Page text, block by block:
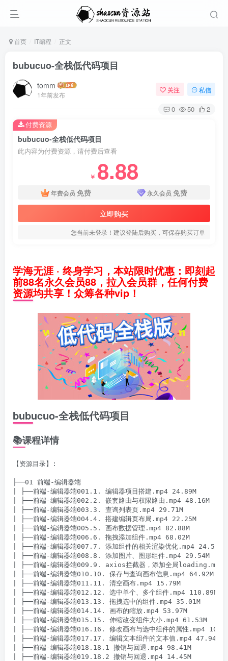
首页 IT编程 正文
bubucuo-全栈低代码项目
tomm
1年前发布
关注 私信
0 50 2
bubucuo-全栈低代码项目
此内容为付费资源，请付费后查看
￥ 8.88
年费会员 免费 永久会员 免费
立即购买
您当前未登录！建议登陆后购买，可保存购买订单
付费资源
学海无涯 · 终身学习，本站限时优惠：即刻起
前88名永久会员88，拉入会员群，任何付费
资源均共享！众筹各种vip！
bubucuo-全栈低代码项目
📚课程详情
【资源目录】:
├──01 前端-编辑器端
| ├──前端-编辑器端001.1. 编辑器项目搭建.mp4 24.89M
| ├──前端-编辑器端002.2. 嵌套路由与权限路由.mp4 48.16M
| ├──前端-编辑器端003.3. 查询列表页.mp4 29.71M
| ├──前端-编辑器端004.4. 搭建编辑页布局.mp4 22.25M
| ├──前端-编辑器端005.5. 画布数据管理.mp4 82.88M
| ├──前端-编辑器端006.6. 拖拽添加组件.mp4 68.02M
| ├──前端-编辑器端007.7. 添加组件的相关渲染优化.mp4 24.59M
| ├──前端-编辑器端008.8. 添加图片、图形组件.mp4 29.54M
| ├──前端-编辑器端009.9. axios拦截器，添加全局loading.mp4
| ├──前端-编辑器端010.10. 保存与查询画布信息.mp4 64.92M
| ├──前端-编辑器端011.11. 清空画布.mp4 15.79M
| ├──前端-编辑器端012.12. 选中单个、多个组件.mp4 110.89M
| ├──前端-编辑器端013.13. 拖拽选中的组件.mp4 35.01M
| ├──前端-编辑器端014.14. 画布的缩放.mp4 53.97M
| ├──前端-编辑器端015.15. 伸缩改变组件大小.mp4 61.53M
| ├──前端-编辑器端016.16. 修改画布与选中组件的属性.mp4
| ├──前端-编辑器端017.17. 编辑文本组件的文本值.mp4 47.94M
| ├──前端-编辑器端018.18.1 撤销与回退.mp4 98.41M
| ├──前端-编辑器端019.18.2 撤销与回退.mp4 14.45M